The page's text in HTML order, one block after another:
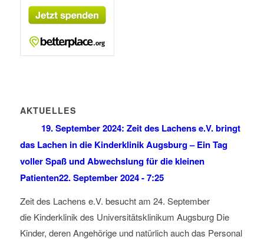
AKTUELLES
19. September 2024: Zeit des Lachens e.V. bringt
das Lachen in die Kinderklinik Augsburg – Ein Tag
voller Spaß und Abwechslung für die kleinen
Patienten22. September 2024 - 7:25
Zeit des Lachens e.V. besucht am 24. September
die Kinderklinik des Universitätsklinikum Augsburg Die
Kinder, deren Angehörige und natürlich auch das Personal